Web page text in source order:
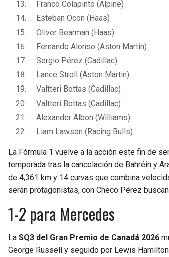
Franco Colapinto (Alpine)
Esteban Ocon (Haas)
Oliver Bearman (Haas)
Fernando Alonso (Aston Martin)
Sergio Pérez (Cadillac)
Lance Stroll (Aston Martin)
Valtteri Bottas (Cadillac)
Valtteri Bottas (Cadillac)
Alexander Albon (Williams)
Liam Lawson (Racing Bulls)
La Fórmula 1 vuelve a la acción este fin de
temporada tras la cancelación de Bahréin y
de 4,361 km y 14 curvas que combina
serán protagonistas, con Checo Pérez
1-2 para Mercedes
La SQ3 del Gran Premio de Canadá 2026
George Russell y seguido por Lewis